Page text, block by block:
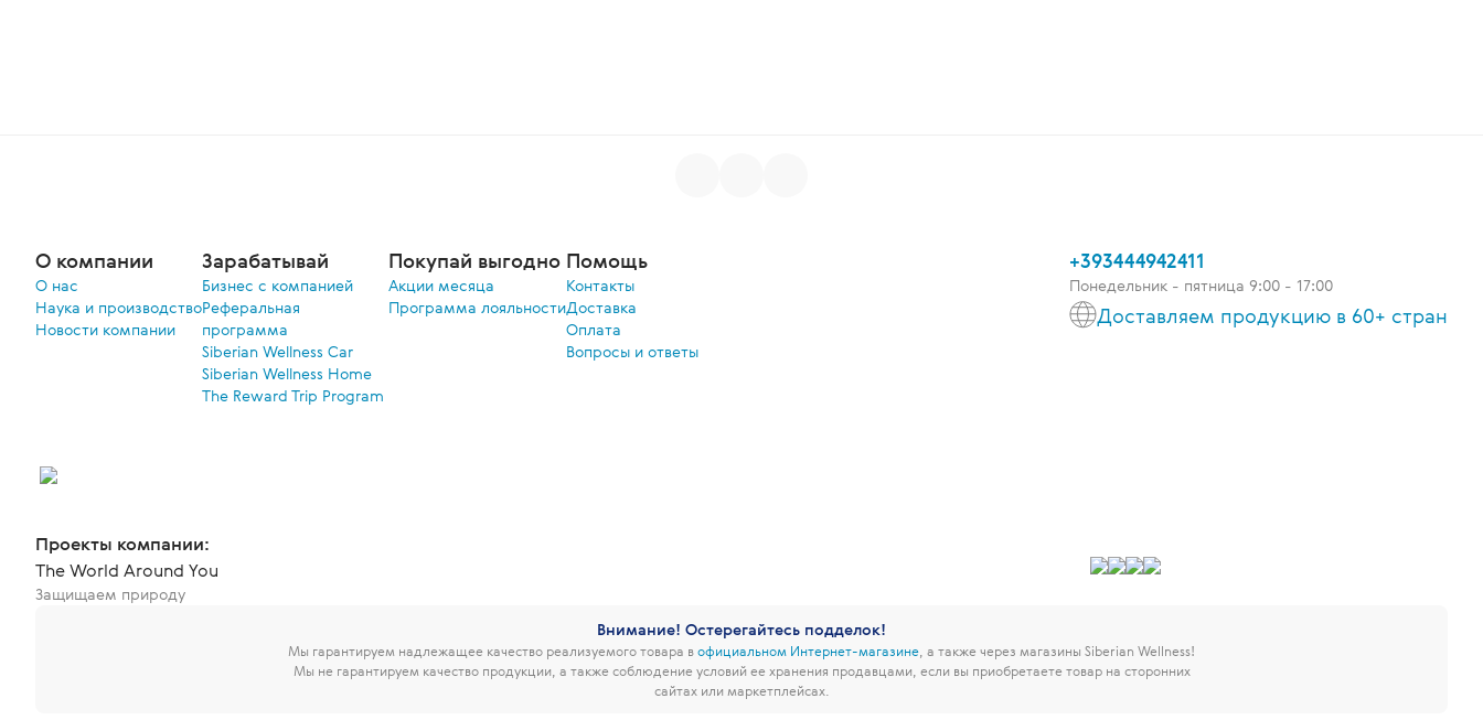
О компании
О нас
Наука и производство
Новости компании
Зарабатывай
Бизнес с компанией
Реферальная
программа
Siberian Wellness Car
Siberian Wellness Home
The Reward Trip Program
Покупай выгодно
Акции меcяца
Программа лояльности
Помощь
Контакты
Доставка
Оплата
Вопросы и ответы
+393444942411
Понедельник - пятница 9:00 - 17:00
Доставляем продукцию в 60+ стран
Проекты компании:
The World Around You
Защищаем природу
Внимание! Остерегайтесь подделок!
Мы гарантируем надлежащее качество реализуемого товара вофициальном Интернет-магазине , а также через магазины Siberian Wellness!
Мы не гарантируем качество продукции, а также соблюдение условий ее хранения продавцами, если вы приобретаете товар на сторонних
сайтах или маркетплейсах.